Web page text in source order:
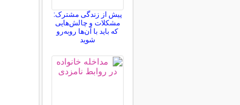
پیش از زندگی مشترک:
مشکلات و چالش‌هایی
که باید با آن‌ها روبه‌رو
شوید